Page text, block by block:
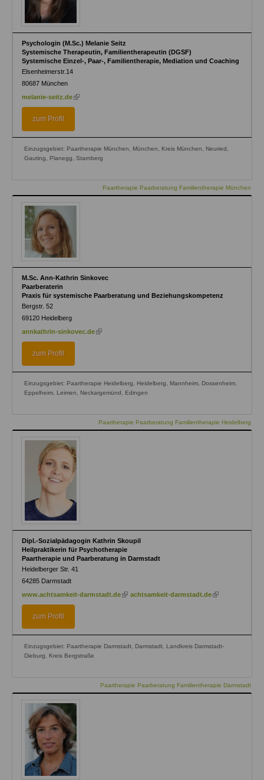
Psychologin (M.Sc.) Melanie Seitz
Systemische Therapeutin, Familientherapeutin (DGSF)
Systemische Einzel-, Paar-, Familientherapie, Mediation und Coaching
Elsenheimerstr.14
80687 München
melanie-seitz.de(link
zum Profil
Einzugsgebiet: Paartherapie München, München, Kreis München, Neuried,
Gauting, Planegg, Starnberg
Paartherapie Paarberatung Familientherapie München
M.Sc. Ann-Kathrin Sinkovec
Paarberaterin
Praxis für systemische Paarberatung und Beziehungskompetenz
Bergstr. 52
69120 Heidelberg
annkathrin-sinkovec.de(link
zum Profil
Einzugsgebiet: Paartherapie Heidelberg, Heidelberg, Mannheim, Dossenheim,
Eppelheim, Leimen, Neckargemünd, Edingen
Paartherapie Paarberatung Familientherapie Heidelberg
Dipl.-Sozialpädagogin Kathrin Skoupil
Heilpraktikerin für Psychotherapie
Paartherapie und Paarberatung in Darmstadt
Heidelberger Str. 41
64285 Darmstadt
www.achtsamkeit-darmstadt.de (linkachtsamkeit-darmstadt.de (link
zum Profil
Einzugsgebiet: Paartherapie Darmstadt, Darmstadt, Landkreis Darmstadt-
Dieburg, Kreis Bergstraße
Paartherapie Paarberatung Familientherapie Darmstadt